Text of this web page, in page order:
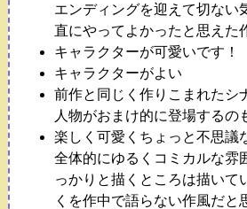
エンディングを迎えて切ない
直にやってよかったと思えた
キャラクターが可愛いです！
キャラクターがよい
前作と同じく作りこまれたシ
人物がおまけ的に登場するの
楽しく可愛くちょっと不思議
全体的にゆるくコミカルな雰
っかりと描くところは描いて
くを作中で語らない作風だと